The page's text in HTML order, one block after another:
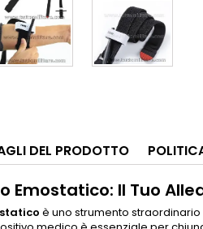
DEL PRODOTTO
Emostatico: Il Tuo
è uno strumento